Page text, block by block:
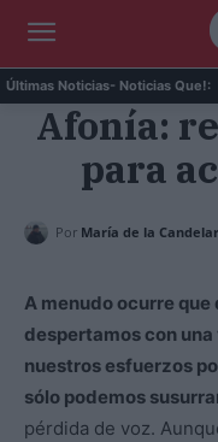
Últimas Noticias- Noticias Que!:
El precio de la vivienda en
Afonía:
para
Por María de la
A menudo ocurre que
despertamos con
nuestros esfuerzos
sólo podemos
pérdida de voz.